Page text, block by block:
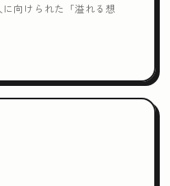
向けられた「溢れる想